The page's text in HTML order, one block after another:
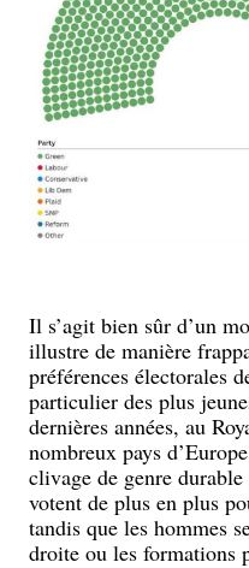
Il s’agit bien sûr d’un
illustre de manière
préférences électorales
particulier des plus
dernières années, au
nombreux pays
clivage de genre
votent de plus en plus
tandis que les hommes
droite ou les formations